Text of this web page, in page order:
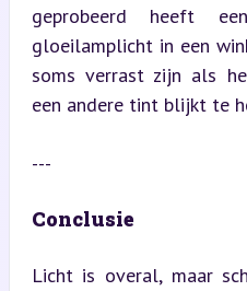
geprobeerd heeft
gloeilamplicht in een
soms verrast zijn als
een andere tint blijkt te
---
Conclusie
Licht is overal, maar